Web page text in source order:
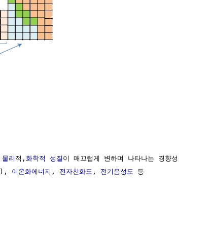
물리 적, 화학적 성질 이 매끄럽게 변하며 나타나는 경향성
), 이온화에너지 , 전자친화도 , 전기음성도 등